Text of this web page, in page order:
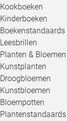
Kookboeken
Kinderboeken
Boekenstandaards
Leesbrillen
Planten & Bloemen
Kunstplanten
Droogbloemen
Kunstbloemen
Bloempotten
Plantenstandaards